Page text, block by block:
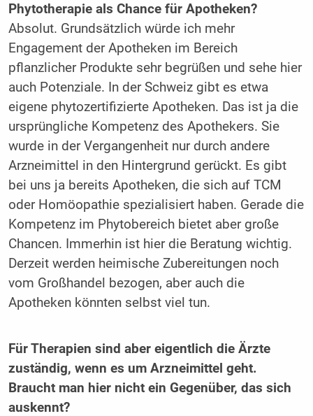
Phytotherapie als Chance für Apotheken?
Absolut. Grundsätzlich würde ich mehr
Engagement der Apotheken im Bereich
pflanzlicher Produkte sehr begrüßen und sehe hier
auch Potenziale. In der Schweiz gibt es etwa
eigene phytozertifizierte Apotheken. Das ist ja die
ursprüngliche Kompetenz des Apothekers. Sie
wurde in der Vergangenheit nur durch andere
Arzneimittel in den Hintergrund gerückt. Es gibt
bei uns ja bereits Apotheken, die sich auf TCM
oder Homöopathie spezialisiert haben. Gerade die
Kompetenz im Phytobereich bietet aber große
Chancen. Immerhin ist hier die Beratung wichtig.
Derzeit werden heimische Zubereitungen noch
vom Großhandel bezogen, aber auch die
Apotheken könnten selbst viel tun.
Für Therapien sind aber eigentlich die Ärzte
zuständig, wenn es um Arzneimittel geht.
Braucht man hier nicht ein Gegenüber, das sich
auskennt?